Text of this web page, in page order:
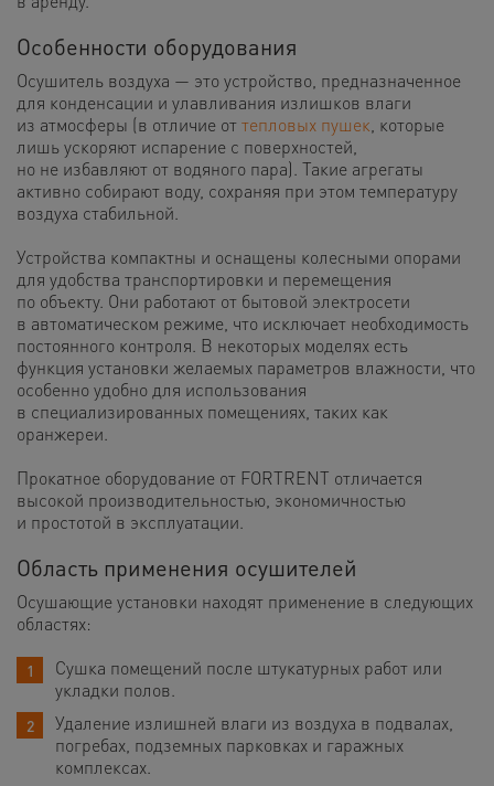
Особенности оборудования
Осушитель воздуха — это устройство, предназначенное
для конденсации и улавливания излишков влаги
из атмосферы (в отличие оттепловых пушек , которые
лишь ускоряют испарение с поверхностей,
но не избавляют от водяного пара). Такие агрегаты
активно собирают воду, сохраняя при этом температуру
воздуха стабильной.
Устройства компактны и оснащены колесными опорами
для удобства транспортировки и перемещения
по объекту. Они работают от бытовой электросети
в автоматическом режиме, что исключает необходимость
постоянного контроля. В некоторых моделях есть
функция установки желаемых параметров влажности, что
особенно удобно для использования
в специализированных помещениях, таких как
оранжереи.
Прокатное оборудование от FORTRENT отличается
высокой производительностью, экономичностью
и простотой в эксплуатации.
Область применения осушителей
Осушающие установки находят применение в следующих
областях:
Сушка помещений после штукатурных работ или
укладки полов.
Удаление излишней влаги из воздуха в подвалах,
погребах, подземных парковках и гаражных
комплексах.